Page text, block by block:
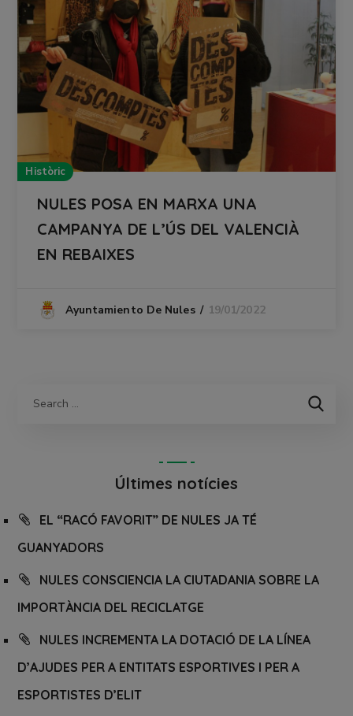
Històric
NULES POSA EN MARXA UNA
CAMPANYA DE L’ÚS DEL VALENCIÀ
EN REBAIXES
Ayuntamiento De Nules 19/01/2022
Últimes notícies
EL “RACÓ FAVORIT” DE NULES JA TÉ
GUANYADORS
NULES CONSCIENCIA LA CIUTADANIA SOBRE LA
IMPORTÀNCIA DEL RECICLATGE
NULES INCREMENTA LA DOTACIÓ DE LA LÍNEA
D’AJUDES PER A ENTITATS ESPORTIVES I PER A
ESPORTISTES D’ELIT